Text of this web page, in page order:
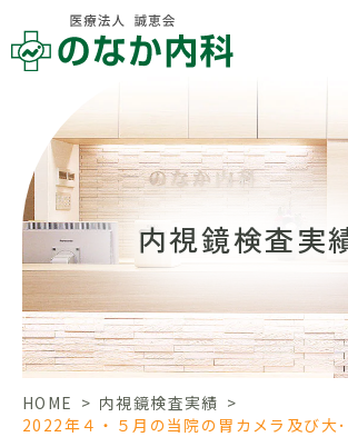
内視鏡検査実
HOME > 内視鏡検査実績 >
2022年４・５月の当院の胃カメラ及び大･